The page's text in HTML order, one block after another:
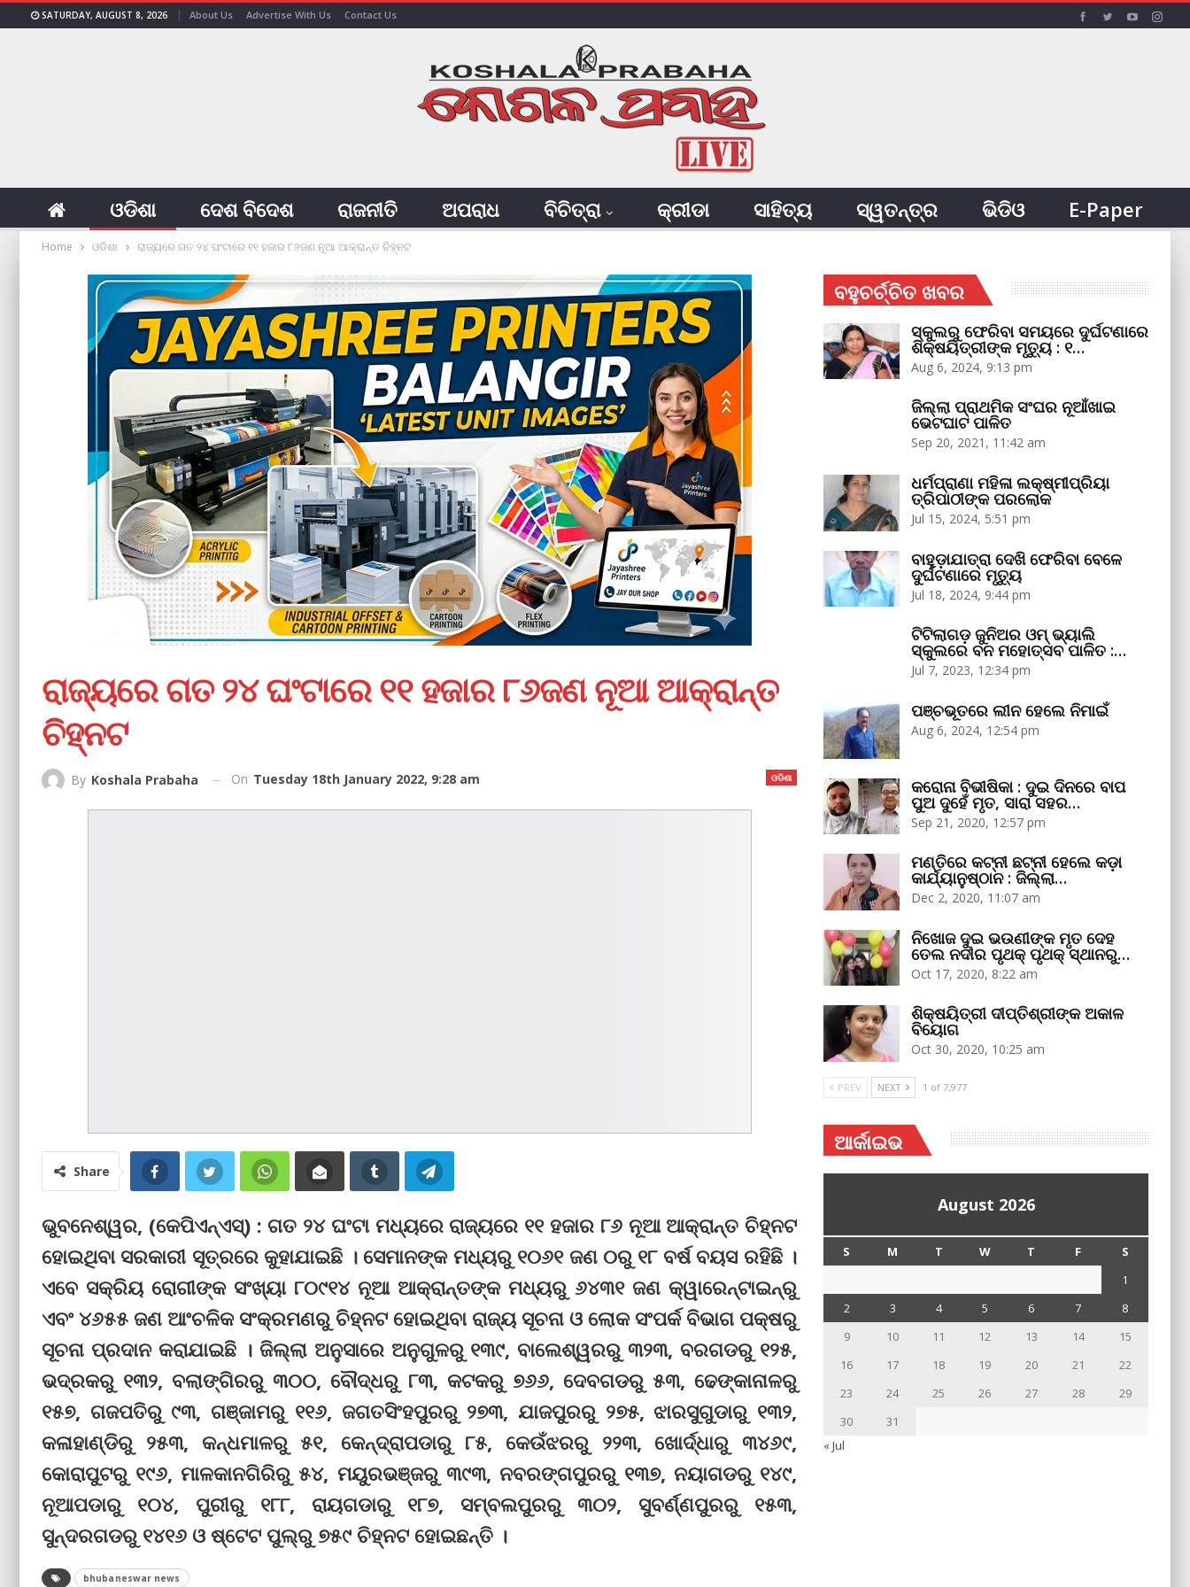
SATURDAY, AUGUST 8, 2026 About Us Advertise With Us Contact Us
ଓଡିଶା ଦେଶ ବିଦେଶ ରାଜନୀତି ଅପରାଧ ବିଚିତ୍ରା କ୍ରୀଡା ସାହିତ୍ୟ ସ୍ୱତନ୍ତ୍ର ଭିଡିଓ E-Paper
Home ଓଡିଶା ରାଜ୍ୟରେ ଗତ ୨୪ ଘଂଟାରେ ୧୧ ହଜାର ୮୬ଜଣ ନୂଆ ଆକ୍ରାନ୍ତ ଚିହ୍ନଟ
ରାଜ୍ୟରେ ଗତ ୨୪ ଘଂଟାରେ ୧୧ ହଜାର ୮୬ଜଣ ନୂଆ ଆକ୍ରାନ୍ତ
ଚିହ୍ନଟ
ଓଡିଶା
By Koshala Prabaha On Tuesday 18th January 2022, 9:28 am
Share
ଭୁବନେଶ୍ୱର, (କେପିଏନ୍‌ଏସ୍‌) : ଗତ ୨୪ ଘଂଟା ମଧ୍ୟରେ ରାଜ୍ୟରେ ୧୧ ହଜାର ୮୬ ନୂଆ ଆକ୍ରାନ୍ତ ଚିହ୍ନଟ
ହୋଇଥିବା ସରକାରୀ ସୂତ୍ରରେ କୁହାଯାଇଛି । ସେମାନଙ୍କ ମଧ୍ୟରୁ ୧୦୬୧ ଜଣ ୦ରୁ ୧୮ ବର୍ଷ ବୟସ ରହିଛି ।
ଏବେ ସକ୍ରିୟ ରୋଗୀଙ୍କ ସଂଖ୍ୟା ୮୦୯୧୪ ନୂଆ ଆକ୍ରାନ୍ତଙ୍କ ମଧ୍ୟରୁ ୬୪୩୧ ଜଣ କ୍ୱାରେନ୍‌ଟାଇନ୍‌ରୁ
ଏବଂ ୪୬୫୫ ଜଣ ଆଂଚଳିକ ସଂକ୍ରମଣରୁ ଚିହ୍ନଟ ହୋଇଥିବା ରାଜ୍ୟ ସୂଚନା ଓ ଲୋକ ସଂପର୍କ ବିଭାଗ ପକ୍ଷରୁ
ସୂଚନା ପ୍ରଦାନ କରାଯାଇଛି । ଜିଲ୍ଲା ଅନୁସାରେ ଅନୁଗୁଳରୁ ୧୩୯, ବାଲେଶ୍ୱରରୁ ୩୨୩, ବରଗଡରୁ ୧୨୫,
ଭଦ୍ରକରୁ ୧୩୨, ବଲାଙ୍ଗିରରୁ ୩୦୦, ବୌଦ୍ଧରୁ ୮୩, କଟକରୁ ୭୬୬, ଦେବଗଡରୁ ୫୩, ଢେଙ୍କାନାଳରୁ
୧୫୭, ଗଜପତିରୁ ୯୩, ଗଞ୍ଜାମରୁ ୧୧୬, ଜଗତସିଂହପୁରରୁ ୨୭୩, ଯାଜପୁରରୁ ୨୭୫, ଝାରସୁଗୁଡାରୁ ୧୩୨,
କଳାହାଣ୍ଡିରୁ ୨୫୩, କନ୍ଧମାଳରୁ ୫୧, କେନ୍ଦ୍ରାପଡାରୁ ୮୫, କେଉଁଝରରୁ ୨୨୩, ଖୋର୍ଦ୍ଧାରୁ ୩୪୬୯,
କୋରାପୁଟରୁ ୧୯୬, ମାଳକାନଗିରିରୁ ୫୪, ମୟୁରଭଞ୍ଜରୁ ୩୯୩, ନବରଙ୍ଗପୁରରୁ ୧୩୭, ନୟାଗଡରୁ ୧୪୯,
ନୂଆପଡାରୁ ୧୦୪, ପୁରୀରୁ ୧୮୮, ରାୟଗଡାରୁ ୧୮୭, ସମ୍ବଲପୁରରୁ ୩୦୨, ସୁବର୍ଣ୍ଣପୁରରୁ ୧୫୩,
ସୁନ୍ଦରଗଡରୁ ୧୪୧୬ ଓ ଷ୍ଟେଟ ପୁଲ୍‌ରୁ ୭୫୯ ଚିହ୍ନଟ ହୋଇଛନ୍ତି ।
bhubaneswar news
ବହୁଚର୍ଚ୍ଚିତ ଖବର
ସ୍କୁଲରୁ ଫେରିବା ସମୟରେ ଦୁର୍ଘଟଣାରେ
ଶିକ୍ଷୟିତ୍ରୀଙ୍କ ମୃତ୍ୟୁ : ୧…
Aug 6, 2024, 9:13 pm
ଜିଲ୍ଲା ପ୍ରାଥମିକ ସଂଘର ନୂଆଁଖାଇ
ଭେଟଘାଟ ପାଳିତ
Sep 20, 2021, 11:42 am
ଧର୍ମପ୍ରାଣା ମହିଳା ଲକ୍ଷ୍ମୀପ୍ରିୟା
ତ୍ରିପାଠୀଙ୍କ ପରଲୋକ
Jul 15, 2024, 5:51 pm
ବାହୁଡ଼ାଯାତ୍ରା ଦେଖି ଫେରିବା ବେଳେ
ଦୁର୍ଘଟଣାରେ ମୃତ୍ୟୁ
Jul 18, 2024, 9:44 pm
ଟିଟିଲାଗଡ଼ ଜୁନିଅର ଓମ୍‌ ଭ୍ୟାଲି
ସ୍କୁଲରେ ବନ ମହୋତ୍ସବ ପାଳିତ :…
Jul 7, 2023, 12:34 pm
ପଞ୍ଚଭୂତରେ ଲୀନ ହେଲେ ନିମାଇଁ
Aug 6, 2024, 12:54 pm
କରୋନା ବିଭୀଷିକା : ଦୁଇ ଦିନରେ ବାପ
ପୁଅ ଦୁହେଁ ମୃତ, ସାରା ସହର…
Sep 21, 2020, 12:57 pm
ମଣ୍ତିରେ କଟ୍‌ନୀ ଛଟ୍‌ନୀ ହେଲେ କଡ଼ା
କାର୍ଯ୍ୟାନୁଷ୍ଠାନ : ଜିଲ୍ଲା…
Dec 2, 2020, 11:07 am
ନିଖୋଜ ଦୁଇ ଭଉଣୀଙ୍କ ମୃତ ଦେହ
ତେଲ ନଦୀର ପୃଥକ୍‌ ପୃଥକ୍‌ ସ୍ଥାନରୁ…
Oct 17, 2020, 8:22 am
ଶିକ୍ଷୟିତ୍ରୀ ଦୀପ୍ତିଶ୍ରୀଙ୍କ ଅକାଳ
ବିୟୋଗ
Oct 30, 2020, 10:25 am
PREV NEXT 1 of 7,977
ଆର୍କାଇଭ
August 2026
S M T W T F
S
1
2
3 4 5 6 7
8
9
10 11 12 13 14
15
16
17 18 19 20 21
22
23
24 25 26 27 28
29
30
31
« Jul